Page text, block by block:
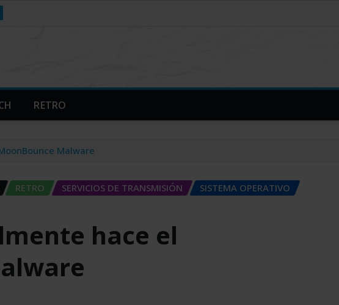
RETRO
Malware
RETRO SERVICIOS DE TRANSMISIÓN
SISTEMA OPERATIVO
hace el